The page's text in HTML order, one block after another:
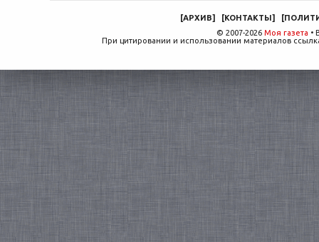
[АРХИВ] [КОНТАКТЫ] [
© 2007-2026 Моя газета •
При цитировании и использовании материалов